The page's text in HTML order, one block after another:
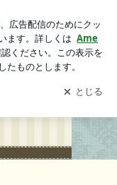
を受け取りまし
開く